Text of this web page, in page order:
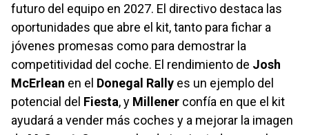
futuro del equipo en 2027. El directivo destaca las
oportunidades que abre el kit, tanto para fichar a
jóvenes promesas como para demostrar la
competitividad del coche. El rendimiento de Josh
McErlean en el Donegal Rally es un ejemplo del
potencial del Fiesta, y Millener confía en que el kit
ayudará a vender más coches y a mejorar la imagen